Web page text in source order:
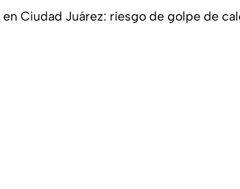
Ciudad Juárez: riesgo de golpe de